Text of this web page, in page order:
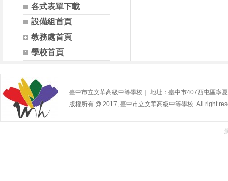
各式表單下載
設備組首頁
教務處首頁
學校首頁
臺中市立文華高級中等學校｜ 地址：臺中市407西屯區
版權所有 @ 2017, 臺中市立文華高級中等學校. All right